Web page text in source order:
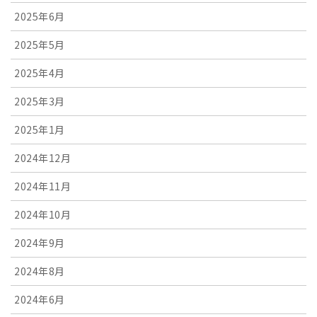
2025年6月
2025年5月
2025年4月
2025年3月
2025年1月
2024年12月
2024年11月
2024年10月
2024年9月
2024年8月
2024年6月